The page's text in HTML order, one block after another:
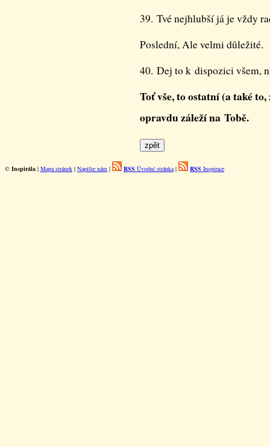
39. Tvé nejhlubší já je vždy
Poslední, Ale velmi důležité.
40. Dej to k dispozici všem,
Toť vše, to ostatní (a také
opravdu záleží na Tobě.
© Inspirála | Mapa stránek | Napište nám | RSS Úvodní stránka| RSS Inspirace